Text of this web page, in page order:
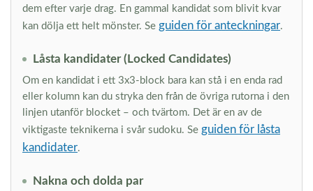
dem efter varje drag. En gammal kandidat som blivit kvar
kan dölja ett helt mönster. Se guiden för anteckningar.
Låsta kandidater (Locked Candidates)
Om en kandidat i ett 3x3-block bara kan stå i en enda rad
eller kolumn kan du stryka den från de övriga rutorna i den
linjen utanför blocket – och tvärtom. Det är en av de
viktigaste teknikerna i svår sudoku. Se guiden för låsta
kandidater.
Nakna och dolda par